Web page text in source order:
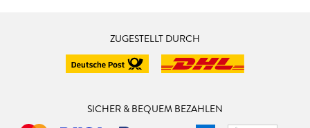
ZUGESTELLT DURCH
SICHER & BEQUEM BEZAHLEN